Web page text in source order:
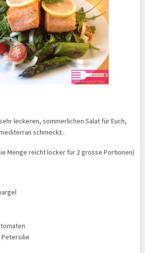
leckeren, sommerlichen Salat für Euch,
schmeckt..
Menge reicht locker für 2 grosse Portionen)
Petersilie